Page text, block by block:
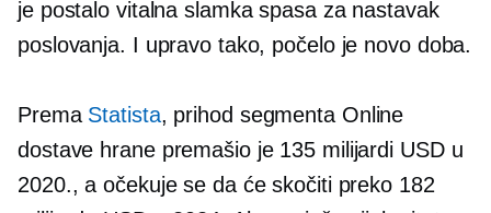
je postalo vitalna slamka spasa za nastavak
poslovanja. I upravo tako, počelo je novo doba.
Prema Statista, prihod segmenta Online
dostave hrane premašio je 135 milijardi USD u
2020., a očekuje se da će skočiti preko 182